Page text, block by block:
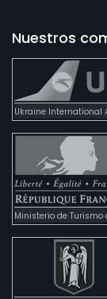
Nuestros
Ukraine International
Ministerio de Turismo